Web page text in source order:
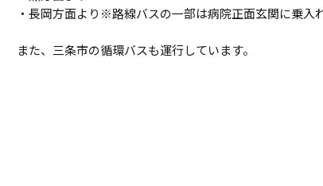
・長岡方面より※路線バスの一部は病院正面玄関に乗入
また、三条市の循環バスも運行しています。